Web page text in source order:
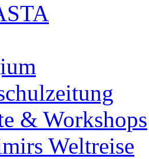
& Workshops
Weltreise